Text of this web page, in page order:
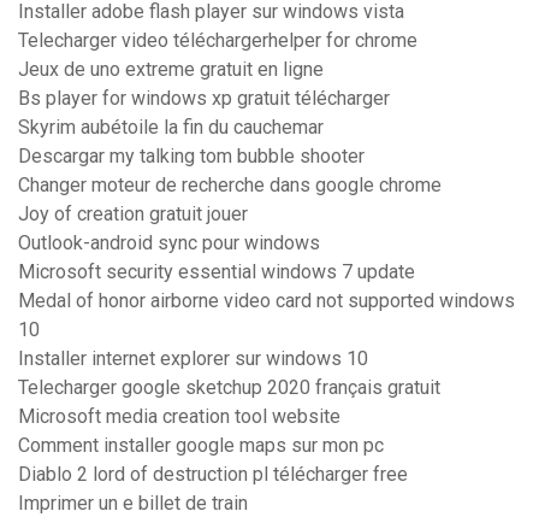
Installer adobe flash player sur windows vista
Telecharger video téléchargerhelper for chrome
Jeux de uno extreme gratuit en ligne
Bs player for windows xp gratuit télécharger
Skyrim aubétoile la fin du cauchemar
Descargar my talking tom bubble shooter
Changer moteur de recherche dans google chrome
Joy of creation gratuit jouer
Outlook-android sync pour windows
Microsoft security essential windows 7 update
Medal of honor airborne video card not supported windows
10
Installer internet explorer sur windows 10
Telecharger google sketchup 2020 français gratuit
Microsoft media creation tool website
Comment installer google maps sur mon pc
Diablo 2 lord of destruction pl télécharger free
Imprimer un e billet de train